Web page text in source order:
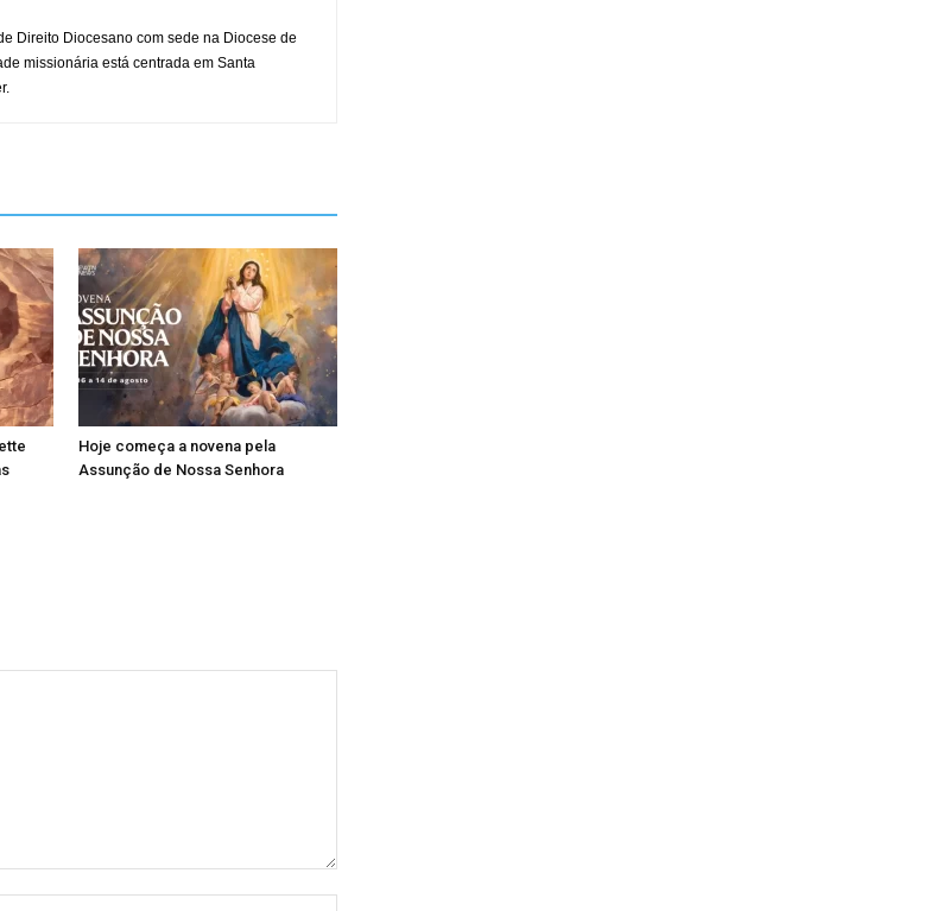
Direito Diocesano com sede na Diocese de
missionária está centrada em Santa
Hoje começa a novena pela
Assunção de Nossa Senhora